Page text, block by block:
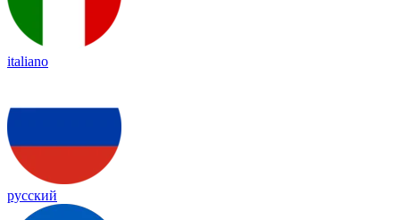
italiano
русский